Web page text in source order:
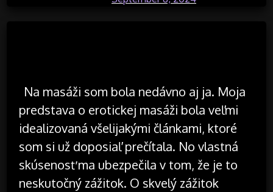
Na masáži som bola nedávno aj ja. Moja
predstava o erotickej masáži bola veľmi
idealizovaná všelijakými článkami, ktoré
som si už doposiaľ prečítala. No vlastná
skúsenosť ma ubezpečila v tom, že je to
neskutočný zážitok. O skvelý zážitok